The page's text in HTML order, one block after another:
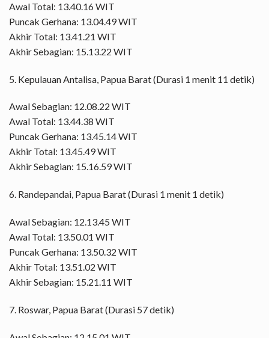
Awal Total: 13.40.16 WIT
Puncak Gerhana: 13.04.49 WIT
Akhir Total: 13.41.21 WIT
Akhir Sebagian: 15.13.22 WIT
5. Kepulauan Antalisa, Papua Barat (Durasi 1 menit 11 detik)
Awal Sebagian: 12.08.22 WIT
Awal Total: 13.44.38 WIT
Puncak Gerhana: 13.45.14 WIT
Akhir Total: 13.45.49 WIT
Akhir Sebagian: 15.16.59 WIT
6. Randepandai, Papua Barat (Durasi 1 menit 1 detik)
Awal Sebagian: 12.13.45 WIT
Awal Total: 13.50.01 WIT
Puncak Gerhana: 13.50.32 WIT
Akhir Total: 13.51.02 WIT
Akhir Sebagian: 15.21.11 WIT
7. Roswar, Papua Barat (Durasi 57 detik)